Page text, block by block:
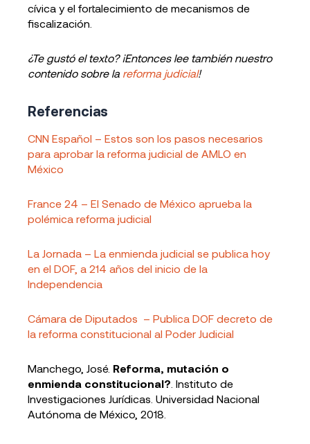
cívica y el fortalecimiento de mecanismos de
fiscalización.
¿Te gustó el texto? ¡Entonces lee también nuestro
contenido sobre la reforma judicial!
Referencias
CNN Español – Estos son los pasos necesarios
para aprobar la reforma judicial de AMLO en
México
France 24 – El Senado de México aprueba la
polémica reforma judicial
La Jornada – La enmienda judicial se publica hoy
en el DOF, a 214 años del inicio de la
Independencia
Cámara de Diputados – Publica DOF decreto de
la reforma constitucional al Poder Judicial
Manchego, José. Reforma, mutación o
enmienda constitucional? . Instituto de
Investigaciones Jurídicas. Universidad Nacional
Autónoma de México, 2018.